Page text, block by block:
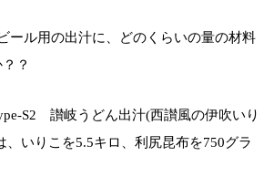
ル用の出汁に、どのくらいの量の材料
？
S2 讃岐うどん出汁(西讃風の伊吹いり
、いりこを5.5キロ、利尻昆布を750グラ